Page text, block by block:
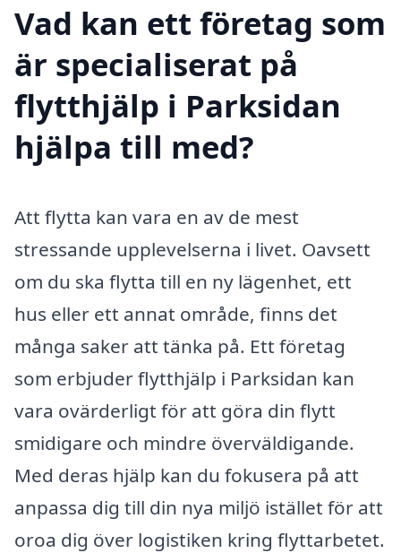
Vad kan ett företag som
är specialiserat på
flytthjälp i Parksidan
hjälpa till med?
Att flytta kan vara en av de mest
stressande upplevelserna i livet. Oavsett
om du ska flytta till en ny lägenhet, ett
hus eller ett annat område, finns det
många saker att tänka på. Ett företag
som erbjuder flytthjälp i Parksidan kan
vara ovärderligt för att göra din flytt
smidigare och mindre överväldigande.
Med deras hjälp kan du fokusera på att
anpassa dig till din nya miljö istället för att
oroa dig över logistiken kring flyttarbetet.